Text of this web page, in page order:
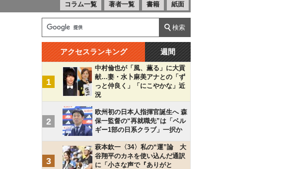
コラム一覧 著者一覧 書籍 紙面
アクセスランキング 週間
1
中村倫也が「風、薫る」に大貢
献…妻・水卜麻美アナとの「ず
っと仲良く」「にこやかな」近
況
2
欧州初の日本人指揮官誕生へ 森
保一監督の“再就職先”は「ベル
ギー1部の日系クラブ」一択か
3
萩本欽一〈34〉私の“運”論 大
谷翔平のカネを使い込んだ通訳
に「小さな声で『ありがと